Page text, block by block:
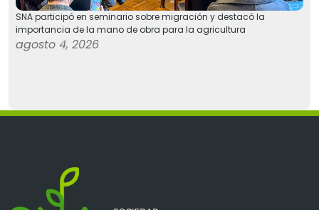
SNA participó en seminario sobre migración y destacó la
importancia de la mano de obra para la agricultura
agosto 4, 2026